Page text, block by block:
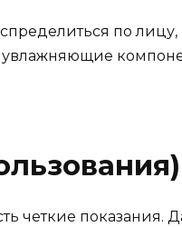
по лицу,
увлажняющие
четкие показания.